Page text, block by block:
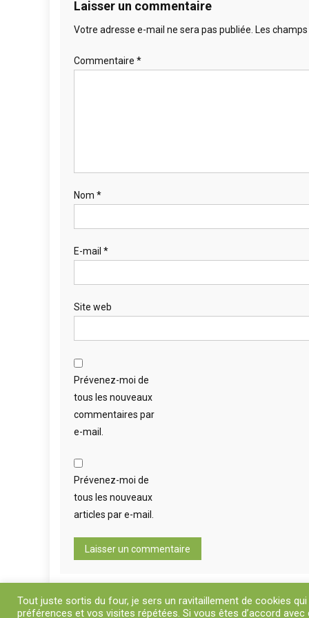
Laisser un commentaire
Votre adresse e-mail ne sera pas publiée. Les
Commentaire *
Nom *
E-mail *
Site web
Prévenez-moi de
tous les nouveaux
commentaires par
e-mail.
Prévenez-moi de
tous les nouveaux
articles par e-mail.
Copyright © 2018-2024 Découvertes D'Ici et D'Ailleurs x Marie-
Tout juste sortis du four, je sers un ravitaillement de cookies
préférences et vos visites répétées. Si vous êtes d’accord avec